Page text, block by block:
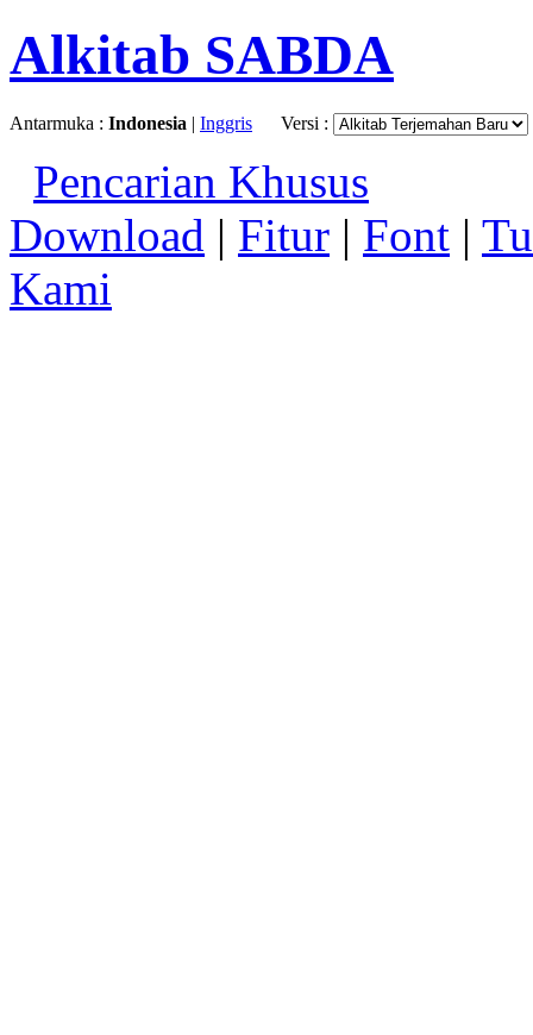
Alkitab SABDA
Antarmuka : Indonesia | Inggris Versi :
Pencarian Khusus
Download | Fitur | Font |
Kami